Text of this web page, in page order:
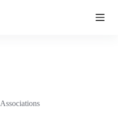
Associations